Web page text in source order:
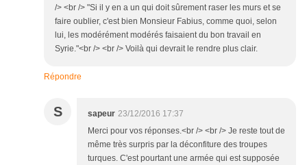
/> <br /> "Si il y en a un qui doit sûrement raser les murs et se
faire oublier, c'est bien Monsieur Fabius, comme quoi, selon
lui, les modérément modérés faisaient du bon travail en
Syrie."<br /> <br /> Voilà qui devrait le rendre plus clair.
Répondre
S sapeur 23/12/2016 17:37
Merci pour vos réponses.<br /> <br /> Je reste tout de
même très surpris par la déconfiture des troupes
turques. C'est pourtant une armée qui est supposée